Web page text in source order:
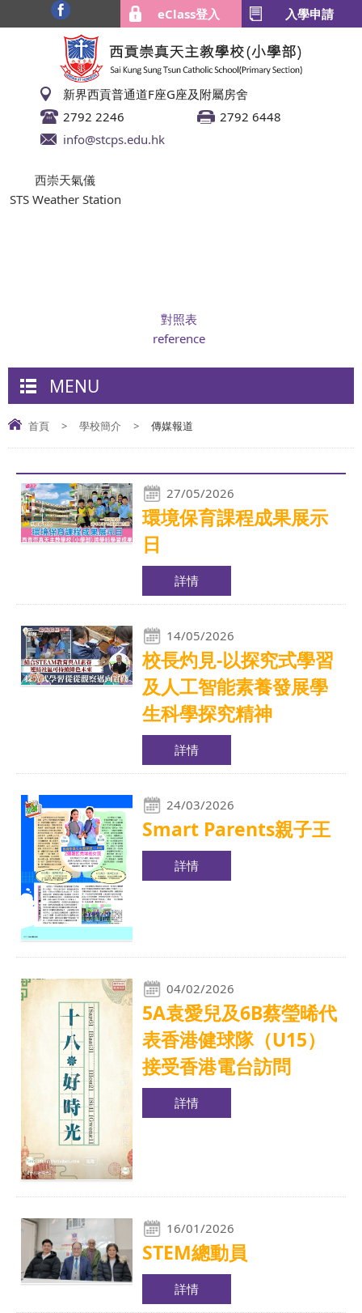
eClass登入 入學申請
新界西貢普通道F座G座及附屬房舍
2792 2246
2792 6448
info@stcps.edu.hk
西崇天氣儀
STS Weather Station
對照表
reference
MENU
首頁 > 學校簡介 > 傳媒報道
27/05/2026
環境保育課程成果展示
日
詳情
14/05/2026
校長灼見-以探究式學習
及人工智能素養發展學
生科學探究精神
詳情
24/03/2026
Smart Parents親子王
詳情
04/02/2026
5A袁愛兒及6B蔡瑩晞代
表香港健球隊（U15）
接受香港電台訪問
詳情
16/01/2026
STEM總動員
詳情